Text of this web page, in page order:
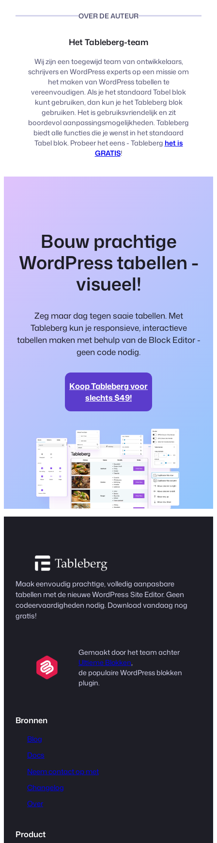
OVER DE AUTEUR
Het Tableberg-team
Wij zijn een toegewijd team van ontwikkelaars,
schrijvers en WordPress experts op een missie om
het maken van WordPress tabellen te
vereenvoudigen. Als je het standaard Tabel blok
kunt gebruiken, dan kun je het Tableberg blok
gebruiken. Het is gebruiksvriendelijk en zit
boordevol aanpassingsmogelijkheden. Tableberg
biedt alle functies die je wenst in het standaard
Tabel blok. Probeer het eens - Tableberg het is
GRATIS!
Bouw prachtige
WordPress tabellen -
visueel!
Zeg maar dag tegen saaie tabellen. Met
Tableberg kun je responsieve, interactieve
tabellen maken met behulp van de Block Editor -
geen code nodig.
Koop Tableberg voor
slechts $49!
Maak eenvoudig prachtige, volledig aanpasbare
tabellen met de nieuwe WordPress Site Editor. Geen
codeervaardigheden nodig. Download vandaag nog
gratis!
Gemaakt door het team achter
Ultieme Blokken,
de populaire WordPress blokken
plugin.
Bronnen
Blog
Docs
Neem contact op met
Changelog
Over
Product